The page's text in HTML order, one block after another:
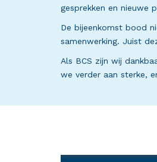
gesprekken en nieuwe
De bijeenkomst bood
samenwerking. Juist
Als BCS zijn wij
we verder aan sterke,